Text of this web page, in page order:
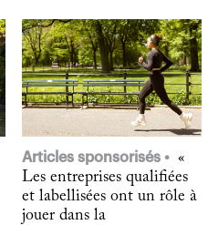
Articles sponsorisés
«
Les entreprises qualifiées
et labellisées ont un rôle à
jouer dans la